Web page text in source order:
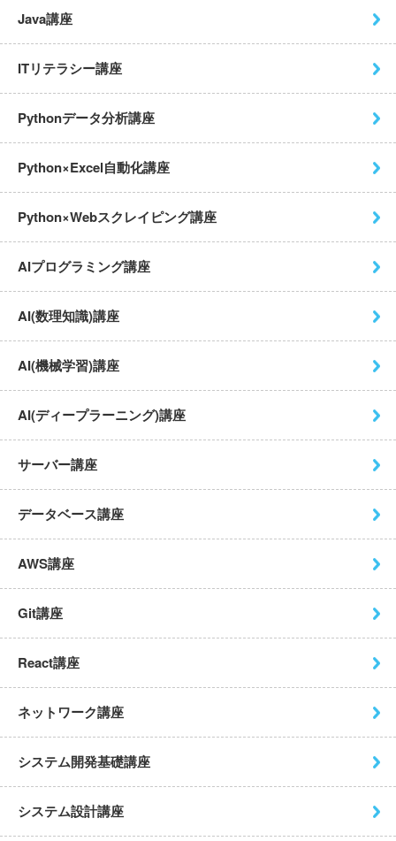
Java講座
ITリテラシー講座
Pythonデータ分析講座
Python×Excel自動化講座
Python×Webスクレイピング講座
AIプログラミング講座
AI(数理知識)講座
AI(機械学習)講座
AI(ディープラーニング)講座
サーバー講座
データベース講座
AWS講座
Git講座
React講座
ネットワーク講座
システム開発基礎講座
システム設計講座